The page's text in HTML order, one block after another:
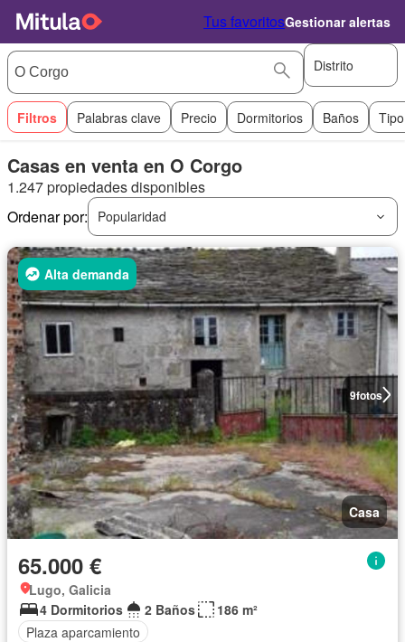
Tus favoritosGestionar alertas
Distrito
Filtros Palabras clave Precio Dormitorios Baños
Casas en venta en O Corgo
1.247 propiedades disponibles
Ordenar por:
Popularidad
9fotos
Alta demanda
Casa
65.000 €
Lugo, Galicia
4 Dormitorios
2 Baños
186 m²
Plaza aparcamiento